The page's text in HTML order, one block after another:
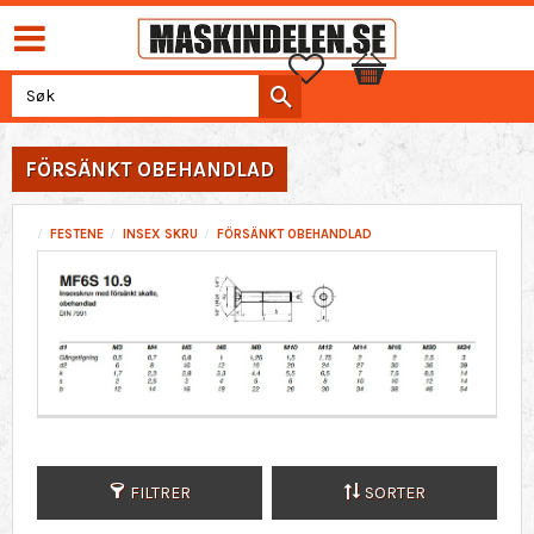
Favoritter
Handlekurv
FÖRSÄNKT OBEHANDLAD
FESTENE INSEX SKRU FÖRSÄNKT OBEHANDLAD
FILTRER SORTER